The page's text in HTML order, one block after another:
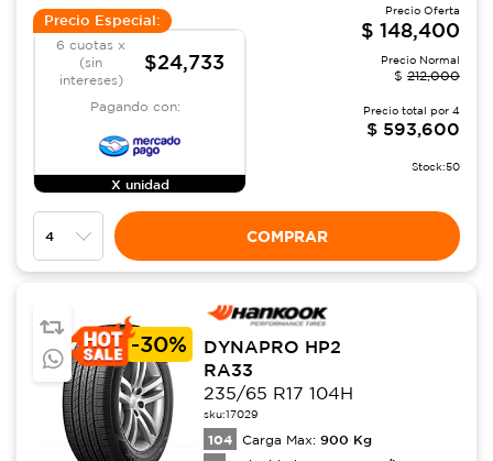
Precio Especial:
6 cuotas x
(sin
intereses)
$24,733
Pagando con:
X unidad
Precio Oferta
$ 148,400
Precio Normal
$ 212,000
Precio total por 4
$ 593,600
Stock:50
COMPRAR
-30%
DYNAPRO HP2
RA33
235/65 R17 104H
sku:17029
104 Carga Max: 900 Kg